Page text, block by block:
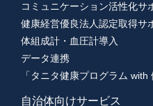
コミュニケーション活性化サ
健康経営優良法人認定取得サ
体組成計・血圧計導入
データ連携
「タニタ健康プログラム with
自治体向けサービス